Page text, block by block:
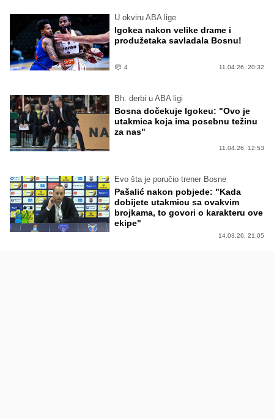
U okviru ABA lige
Igokea nakon velike drame i
produžetaka savladala Bosnu!
4 11.04.26. 20:32
Bh. derbi u ABA ligi
Bosna dočekuje Igokeu: "Ovo je
utakmica koja ima posebnu težinu
za nas"
11.04.26. 12:53
Evo šta je poručio trener Bosne
Pašalić nakon pobjede: "Kada
dobijete utakmicu sa ovakvim
brojkama, to govori o karakteru ove
ekipe"
14.03.26. 21:05